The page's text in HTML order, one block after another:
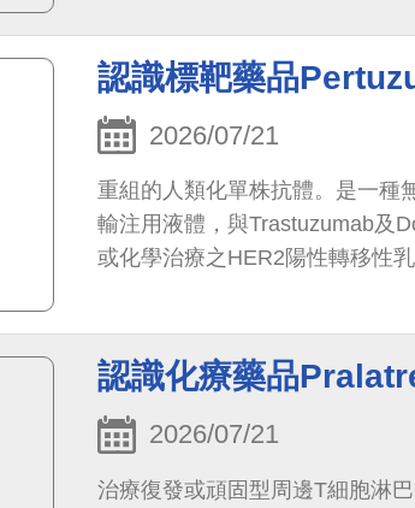
認識標靶藥品
2026/07/21
重組的人類化單株抗體。是一種
輸注用液體，與Trastuzumab及
或化學治療之HER2陽性轉移性乳
認識化療藥品
2026/07/21
治療復發或頑固型周邊T細胞淋